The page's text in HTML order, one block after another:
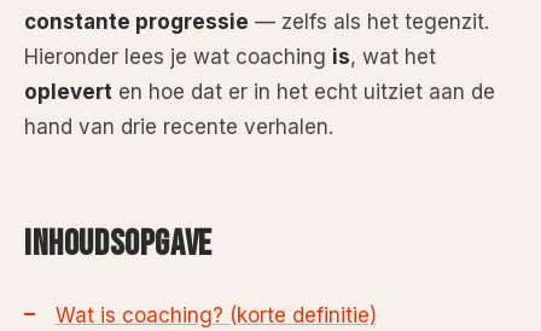
constante progressie — zelfs als het tegenzit.
Hieronder lees je wat coaching is, wat het
oplevert en hoe dat er in het echt uitziet aan de
hand van drie recente verhalen.
INHOUDSOPGAVE
Wat is coaching? (korte definitie)